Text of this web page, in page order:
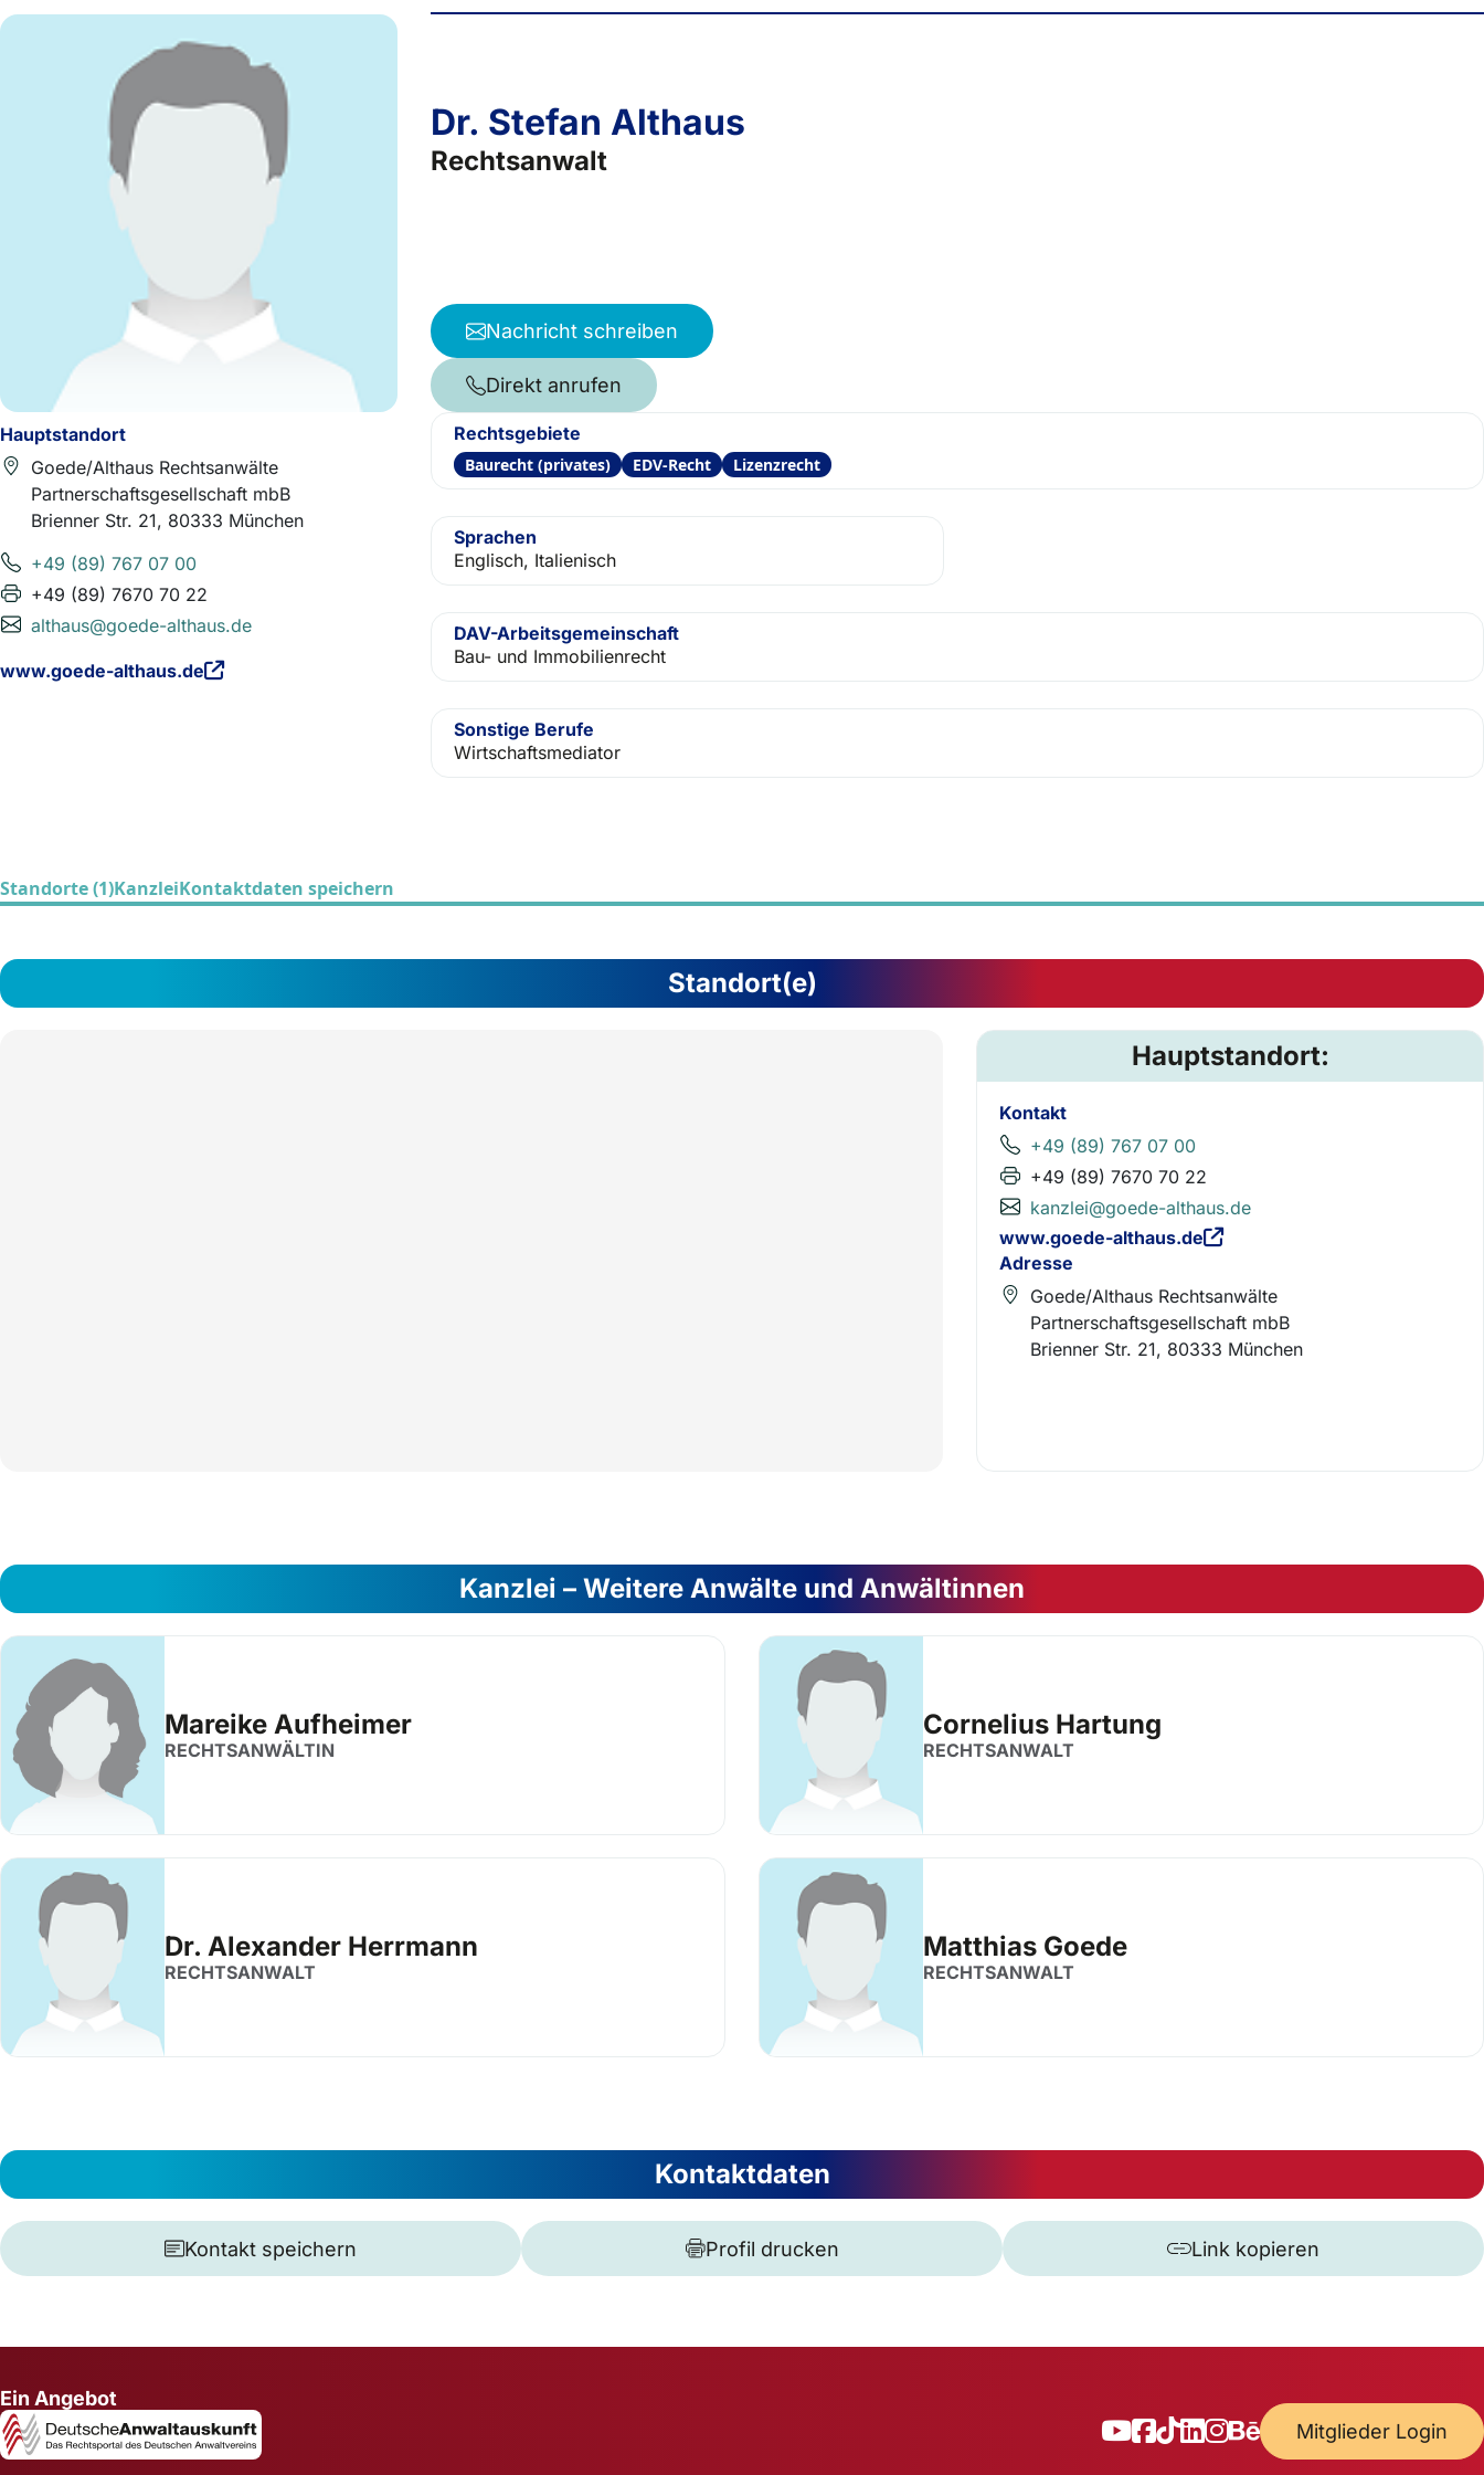
Hauptstandort
Goede/Althaus Rechtsanwälte
Partnerschaftsgesellschaft mbB
Brienner Str. 21, 80333 München
+49 (89) 767 07 00
+49 (89) 7670 70 22
althaus@goede-althaus.de
www.goede-althaus.de
Dr. Stefan Althaus
Rechtsanwalt
Nachricht schreiben
Direkt anrufen
Rechtsgebiete
Baurecht (privates) EDV-Recht Lizenzrecht
Sprachen
Englisch, Italienisch
DAV-Arbeitsgemeinschaft
Bau- und Immobilienrecht
Sonstige Berufe
Wirtschaftsmediator
Standorte (1)KanzleiKontaktdaten speichern
Standort(e)
Hauptstandort:
Kontakt
+49 (89) 767 07 00
+49 (89) 7670 70 22
kanzlei@goede-althaus.de
www.goede-althaus.de
Adresse
Goede/Althaus Rechtsanwälte
Partnerschaftsgesellschaft mbB
Brienner Str. 21, 80333 München
Kanzlei – Weitere Anwälte und Anwältinnen
Mareike Aufheimer
RECHTSANWÄLTIN
Cornelius Hartung
RECHTSANWALT
Dr. Alexander Herrmann
RECHTSANWALT
Matthias Goede
RECHTSANWALT
Kontaktdaten
Kontakt speichern Profil drucken Link kopieren
Ein Angebot
Mitglieder Login